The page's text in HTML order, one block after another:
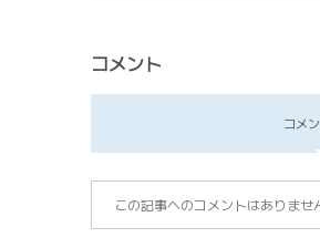
コメント
コメ
この記事へのコメントはありませ